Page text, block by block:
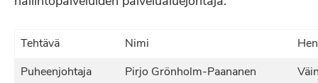
Tehtävä Nimi
Puheenjohtaja
Pirjo Grönholm-Paananen